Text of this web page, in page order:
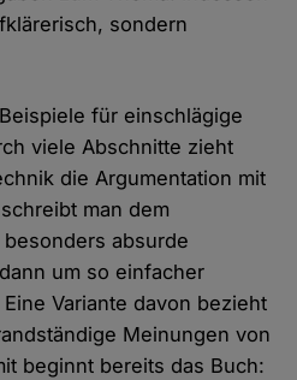
sondern
für einschlägige
viele Abschnitte zieht
die Argumentation mit
man dem
absurde
um so einfacher
Variante davon bezieht
Meinungen von
beginnt bereits das Buch: